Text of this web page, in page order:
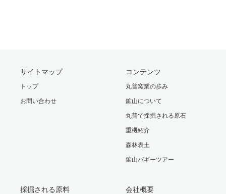
サイトマップ
トップ
お問い合わせ
コンテンツ
丸普窯業の歩み
鉱山について
丸普で採掘される原石
重機紹介
森林表土
鉱山バギーツアー
採掘される原料 会社概要